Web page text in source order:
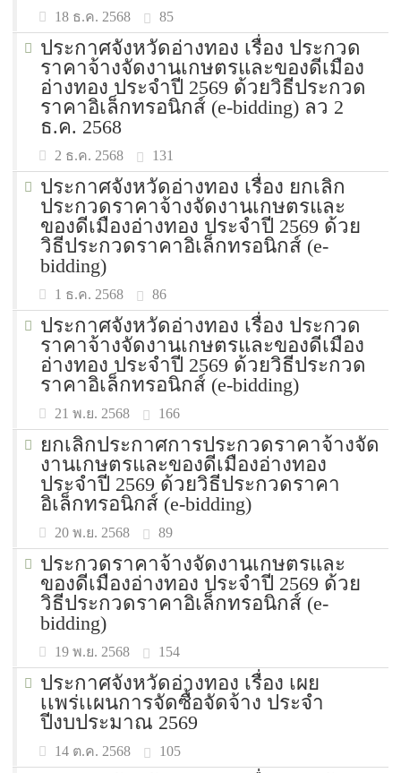
18 ธ.ค. 2568 85
ประกาศจังหวัดอ่างทอง เรื่อง ประกวด
ราคาจ้างจัดงานเกษตรและของดีเมือง
อ่างทอง ประจำปี 2569 ด้วยวิธีประกวด
ราคาอิเล็กทรอนิกส์ (e-bidding) ลว 2
ธ.ค. 2568
2 ธ.ค. 2568 131
ประกาศจังหวัดอ่างทอง เรื่อง ยกเลิก
ประกวดราคาจ้างจัดงานเกษตรและ
ของดีเมืองอ่างทอง ประจำปี 2569 ด้วย
วิธีประกวดราคาอิเล็กทรอนิกส์ (e-
bidding)
1 ธ.ค. 2568 86
ประกาศจังหวัดอ่างทอง เรื่อง ประกวด
ราคาจ้างจัดงานเกษตรและของดีเมือง
อ่างทอง ประจำปี 2569 ด้วยวิธีประกวด
ราคาอิเล็กทรอนิกส์ (e-bidding)
21 พ.ย. 2568 166
ยกเลิกประกาศการประกวดราคาจ้างจัด
งานเกษตรและของดีเมืองอ่างทอง
ประจำปี 2569 ด้วยวิธีประกวดราคา
อิเล็กทรอนิกส์ (e-bidding)
20 พ.ย. 2568 89
ประกวดราคาจ้างจัดงานเกษตรและ
ของดีเมืองอ่างทอง ประจำปี 2569 ด้วย
วิธีประกวดราคาอิเล็กทรอนิกส์ (e-
bidding)
19 พ.ย. 2568 154
ประกาศจังหวัดอ่างทอง เรื่อง เผย
เเพร่เเผนการจัดซื้อจัดจ้าง ประจำ
ปีงบประมาณ 2569
14 ต.ค. 2568 105